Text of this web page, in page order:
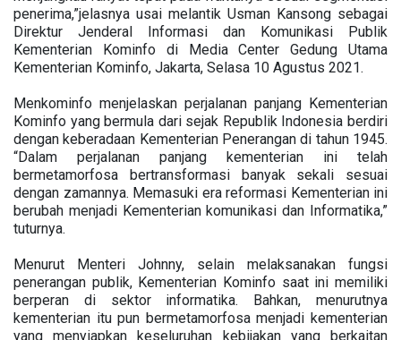
penerima,”jelasnya usai melantik Usman Kansong sebagai
Direktur Jenderal Informasi dan Komunikasi Publik
Kementerian Kominfo di Media Center Gedung Utama
Kementerian Kominfo, Jakarta, Selasa 10 Agustus 2021.
Menkominfo menjelaskan perjalanan panjang Kementerian
Kominfo yang bermula dari sejak Republik Indonesia berdiri
dengan keberadaan Kementerian Penerangan di tahun 1945.
“Dalam perjalanan panjang kementerian ini telah
bermetamorfosa bertransformasi banyak sekali sesuai
dengan zamannya. Memasuki era reformasi Kementerian ini
berubah menjadi Kementerian komunikasi dan Informatika,”
tuturnya.
Menurut Menteri Johnny, selain melaksanakan fungsi
penerangan publik, Kementerian Kominfo saat ini memiliki
berperan di sektor informatika. Bahkan, menurutnya
kementerian itu pun bermetamorfosa menjadi kementerian
yang menyiapkan keseluruhan kebijakan yang berkaitan